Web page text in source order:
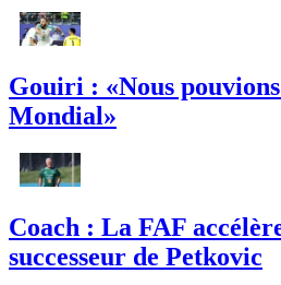
Gouiri : «Nous
Mondial»
Coach : La FAF
successeur de Petkovic